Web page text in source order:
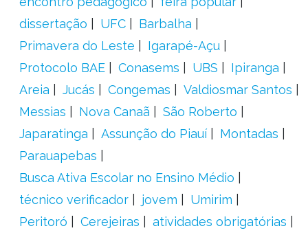
dissertação
UFC
Barbalha
Primavera do Leste
Igarapé-Açu
Protocolo BAE
Conasems UBS
Ipiranga
Areia
Jucás Congemas
Valdiosmar Santos
Messias
Nova Canaã
São Roberto
Japaratinga
Assunção do Piauí
Montadas
Parauapebas
Busca Ativa Escolar no Ensino Médio
técnico verificador
jovem
Umirim
Peritoró
Cerejeiras
atividades obrigatórias